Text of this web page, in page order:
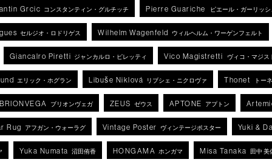
Grcic コンスタンティン・グルチッチ Pierre Guariche ピエール・ガーリッシ
セルジオ・ロドリゲス Wilhelm Wagenfeld ウィルヘルム・ワーゲンフェルト
Giancalro Piretti ジャンカルロ・ピレッティ Vico Magistretti ヴィコ・マジス
エリック・ホグラン Libuše Niklová リブシェ・ニクロヴァ Thonet トー
BRIONVEGA ブリオンヴェガ ZEUS ゼウス APTONE アプトン
Rug アフガン・ウォーラグ Vintage Poster ヴィンテージポスター Yuki &
Yuka Numata 沼田侑香 HONGAMA ホンガマ Misa Tanaka 田中 美